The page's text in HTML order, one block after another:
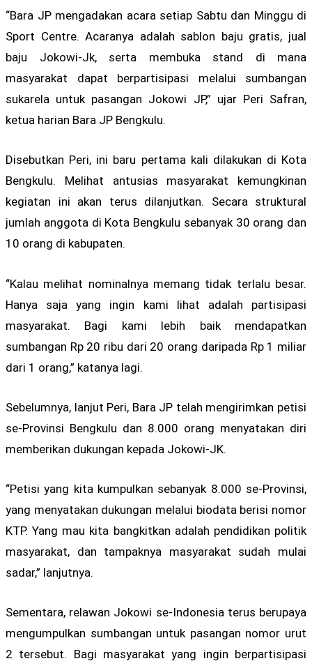
“Bara JP mengadakan acara setiap Sabtu dan Minggu di
Sport Centre. Acaranya adalah sablon baju gratis, jual
baju Jokowi-Jk, serta membuka stand di mana
masyarakat dapat berpartisipasi melalui sumbangan
sukarela untuk pasangan Jokowi JP,” ujar Peri Safran,
ketua harian Bara JP Bengkulu.
Disebutkan Peri, ini baru pertama kali dilakukan di Kota
Bengkulu. Melihat antusias masyarakat kemungkinan
kegiatan ini akan terus dilanjutkan. Secara struktural
jumlah anggota di Kota Bengkulu sebanyak 30 orang dan
10 orang di kabupaten.
“Kalau melihat nominalnya memang tidak terlalu besar.
Hanya saja yang ingin kami lihat adalah partisipasi
masyarakat. Bagi kami lebih baik mendapatkan
sumbangan Rp 20 ribu dari 20 orang daripada Rp 1 miliar
dari 1 orang,” katanya lagi.
Sebelumnya, lanjut Peri, Bara JP telah mengirimkan petisi
se-Provinsi Bengkulu dan 8.000 orang menyatakan diri
memberikan dukungan kepada Jokowi-JK.
“Petisi yang kita kumpulkan sebanyak 8.000 se-Provinsi,
yang menyatakan dukungan melalui biodata berisi nomor
KTP. Yang mau kita bangkitkan adalah pendidikan politik
masyarakat, dan tampaknya masyarakat sudah mulai
sadar,” lanjutnya.
Sementara, relawan Jokowi se-Indonesia terus berupaya
mengumpulkan sumbangan untuk pasangan nomor urut
2 tersebut. Bagi masyarakat yang ingin berpartisipasi